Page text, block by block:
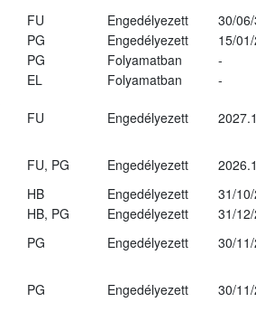
FU Engedélyezett
30/
PG Engedélyezett
15/
PG Folyamatban
-
EL Folyamatban
-
FU Engedélyezett
FU, PG Engedélyezett
HB Engedélyezett
31/
HB, PG Engedélyezett
31/
PG Engedélyezett
30/
PG Engedélyezett 30/